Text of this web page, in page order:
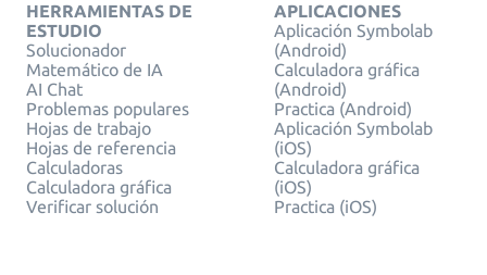
HERRAMIENTAS DE
ESTUDIO
Solucionador
Matemático de IA
AI Chat
Problemas populares
Hojas de trabajo
Hojas de referencia
Calculadoras
Calculadora gráfica
Verificar solución
APLICACIONES
Aplicación Symbolab
(Android)
Calculadora gráfica
(Android)
Practica (Android)
Aplicación Symbolab
(iOS)
Calculadora gráfica
(iOS)
Practica (iOS)